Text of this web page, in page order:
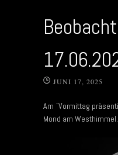
JUNI 17, 2025
Am ´Vormittag
Mond am Westhimmel.